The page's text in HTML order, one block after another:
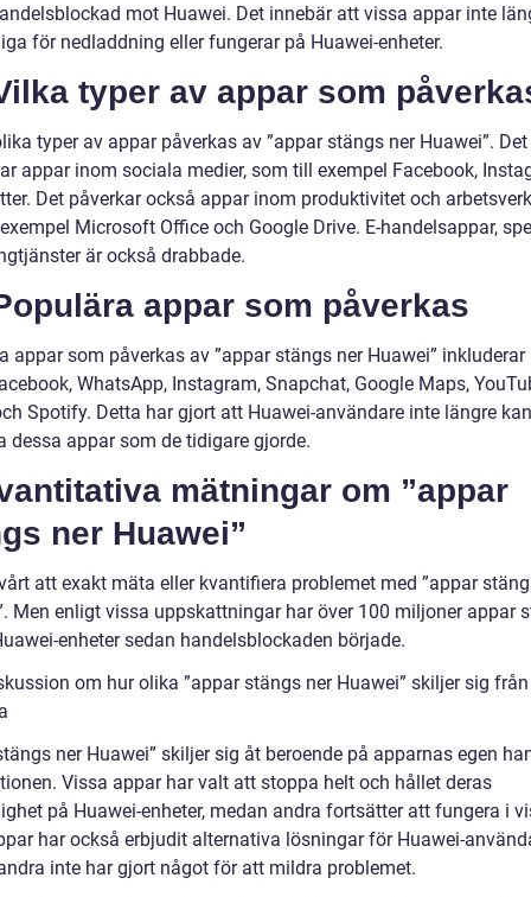
mot Huawei. Det innebär att vissa appar inte
för nedladdning eller fungerar på Huawei-enheter.
typer av appar som
typer av appar påverkas av ”appar stängs ner Huawei”. Det
appar inom sociala medier, som till exempel Facebook,
Det påverkar också appar inom produktivitet och
Microsoft Office och Google Drive. E-handelsappar,
är också drabbade.
appar som påverkas
appar som påverkas av ”appar stängs ner Huawei”
WhatsApp, Instagram, Snapchat, Google Maps,
Spotify. Detta har gjort att Huawei-användare inte längre kan
dessa appar som de tidigare gjorde.
mätningar om ”appar
ner Huawei”
att exakt mäta eller kvantifiera problemet med ”appar
Men enligt vissa uppskattningar har över 100 miljoner appar
enheter sedan handelsblockaden började.
om hur olika ”appar stängs ner Huawei” skiljer sig från
ner Huawei” skiljer sig åt beroende på apparnas egen
Vissa appar har valt att stoppa helt och hållet deras
på Huawei-enheter, medan andra fortsätter att fungera i
har också erbjudit alternativa lösningar för Huawei-
inte har gjort något för att mildra problemet.